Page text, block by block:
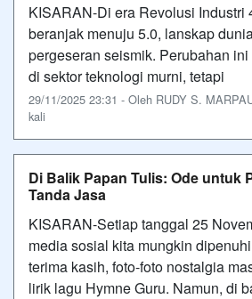
KISARAN-Di era Revolusi Industri
beranjak menuju 5.0, lanskap
pergeseran seismik. Perubahan
di sektor teknologi murni, tetapi
29/11/2025 23:31 - Oleh RUDY S.
kali
Di Balik Papan Tulis: Ode untuk
Tanda Jasa
KISARAN-Setiap tanggal 25
media sosial kita mungkin
terima kasih, foto-foto nostalgia
lirik lagu Hymne Guru. Namun, di